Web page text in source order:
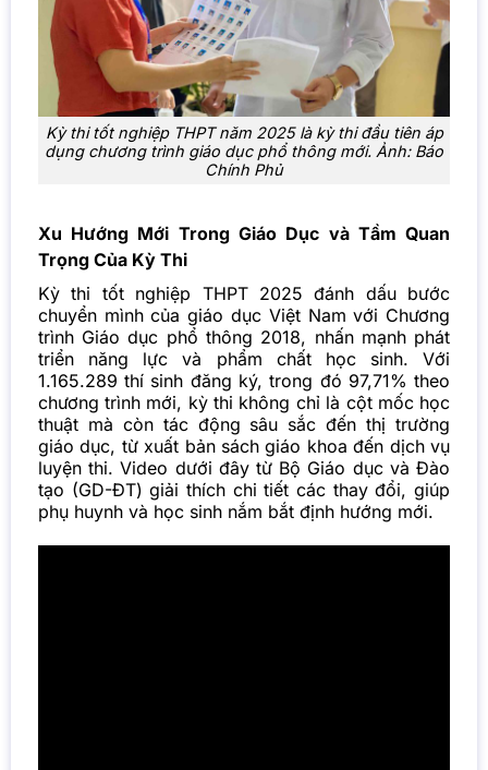
Kỳ thi tốt nghiệp THPT năm 2025 là kỳ thi đầu tiên áp
dụng chương trình giáo dục phổ thông mới. Ảnh: Báo
Chính Phủ
Xu Hướng Mới Trong Giáo Dục và Tầm Quan
Trọng Của Kỳ Thi
Kỳ thi tốt nghiệp THPT 2025 đánh dấu bước
chuyển mình của giáo dục Việt Nam với Chương
trình Giáo dục phổ thông 2018, nhấn mạnh phát
triển năng lực và phẩm chất học sinh. Với
1.165.289 thí sinh đăng ký, trong đó 97,71% theo
chương trình mới, kỳ thi không chỉ là cột mốc học
thuật mà còn tác động sâu sắc đến thị trường
giáo dục, từ xuất bản sách giáo khoa đến dịch vụ
luyện thi. Video dưới đây từ Bộ Giáo dục và Đào
tạo (GD-ĐT) giải thích chi tiết các thay đổi, giúp
phụ huynh và học sinh nắm bắt định hướng mới.